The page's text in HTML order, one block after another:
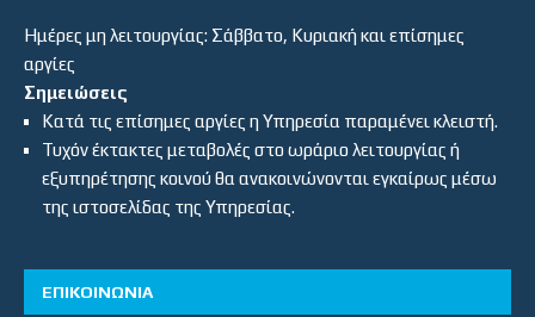
Ημέρες μη λειτουργίας: Σάββατο, Κυριακή και επίσημες
αργίες
Σημειώσεις
Κατά τις επίσημες αργίες η Υπηρεσία παραμένει κλειστή.
Τυχόν έκτακτες μεταβολές στο ωράριο λειτουργίας ή
εξυπηρέτησης κοινού θα ανακοινώνονται εγκαίρως μέσω
της ιστοσελίδας της Υπηρεσίας.
ΕΠΙΚΟΙΝΩΝΙΑ